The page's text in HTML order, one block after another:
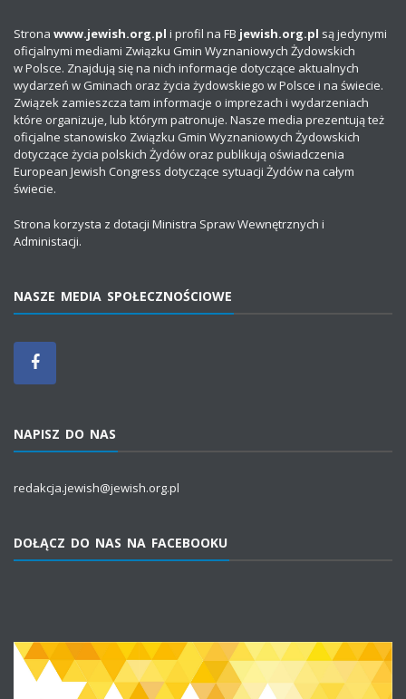
Strona www.jewish.org.pl i profil na FB jewish.org.pl są jedynymi
oficjalnymi mediami Związku Gmin Wyznaniowych Żydowskich
w Polsce. Znajdują się na nich informacje dotyczące aktualnych
wydarzeń w Gminach oraz życia żydowskiego w Polsce i na świecie.
Związek zamieszcza tam informacje o imprezach i wydarzeniach
które organizuje, lub którym patronuje. Nasze media prezentują też
oficjalne stanowisko Związku Gmin Wyznaniowych Żydowskich
dotyczące życia polskich Żydów oraz publikują oświadczenia
European Jewish Congress dotyczące sytuacji Żydów na całym
świecie.
Strona korzysta z dotacji Ministra Spraw Wewnętrznych i
Administacji.
NASZE MEDIA SPOŁECZNOŚCIOWE
NAPISZ DO NAS
redakcja.jewish@jewish.org.pl
DOŁĄCZ DO NAS NA FACEBOOKU